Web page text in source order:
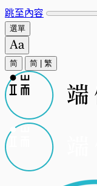
跳至內容
選單
简 简 繁